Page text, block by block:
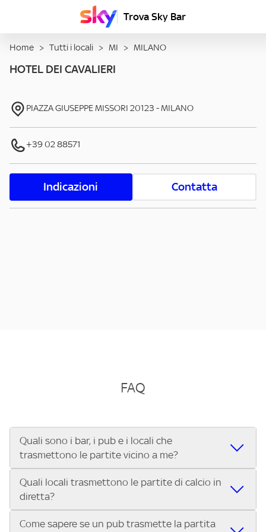
Trova Sky Bar
Home > Tutti i locali > MI > MILANO
HOTEL DEI CAVALIERI
PIAZZA GIUSEPPE MISSORI 20123 -MILANO
+39 02 88571
Indicazioni Contatta
FAQ
Quali sono i bar, i pub e i locali che
trasmettono le partite vicino a me?
Se cerchi un bar, pub, ristorante o locale vicino a te per
vedere le partite di Serie A ENILIVE, la Serie C Sky Wifi, la
UEFA Champions League, la UEFA Europa League, la UEFA
Conference League, il Tennis, la Formula 1®, la MotoGP™ e
Quali locali trasmettono le partite di calcio in
diretta?
Vuoi sapere quali bar, pub o ristoranti mostrano le partite
Come sapere se un pub trasmette la partita